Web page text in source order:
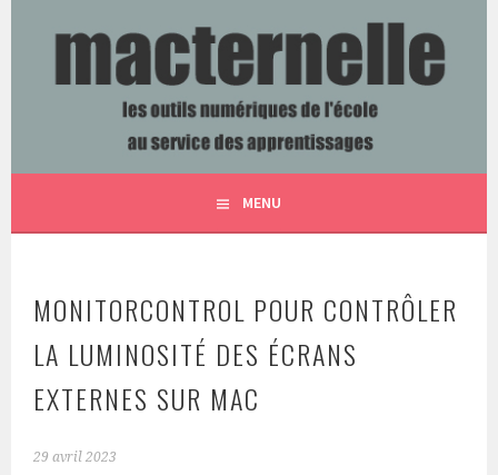
MACTERNELLE
LES OUTILS NUMÉRIQUES DE L'ÉCOLE AU SERVICE DES
MENU
MONITORCONTROL POUR CONTRÔLER
LA LUMINOSITÉ DES ÉCRANS
EXTERNES SUR MAC
29 avril 2023